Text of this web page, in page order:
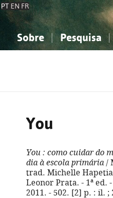
PT EN FR
Sobre Pesquisa
You
You : como cuidar do
dia à escola primária /
trad. Michelle
Leonor Prata. - 1ª ed.
2011. - 502. [2] p. : il.